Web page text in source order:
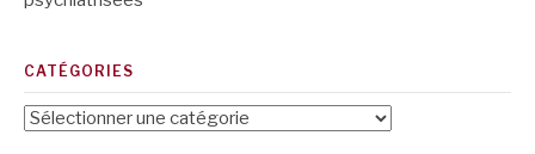
CATÉGORIES
Catégories